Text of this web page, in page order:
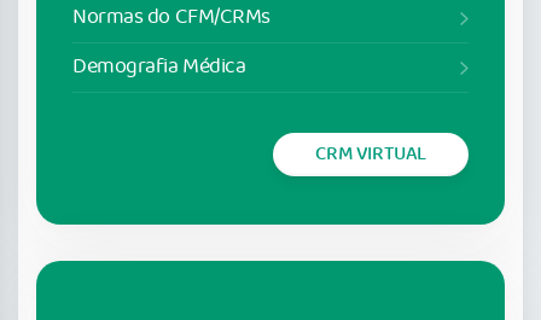
Normas do CFM/CRMs
Demografia Médica
CRM VIRTUAL